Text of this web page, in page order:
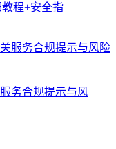
教程+安全指
务合规提示与风